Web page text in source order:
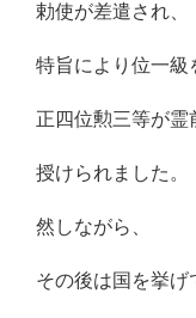
勅使が差遣され、
特旨により位一級
正四位勲三等が霊
授けられました。
然しながら、
その後は国を挙げ